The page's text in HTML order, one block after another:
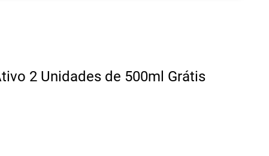
2 Unidades de 500ml Grátis